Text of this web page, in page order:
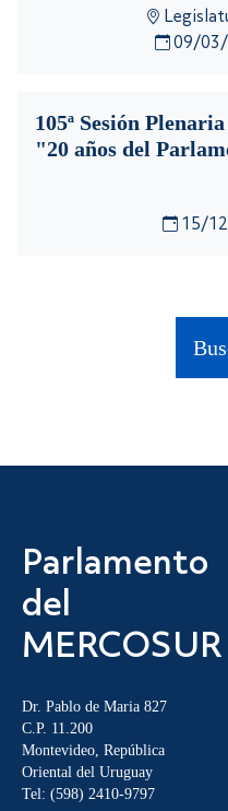
09/03/
105ª Sesión
"20 años del
15/
Parlamento
del
MERCOSUR
Dr. Pablo de Maria 827
C.P. 11.200
Montevideo, República
Oriental del Uruguay
Tel: (598) 2410-9797